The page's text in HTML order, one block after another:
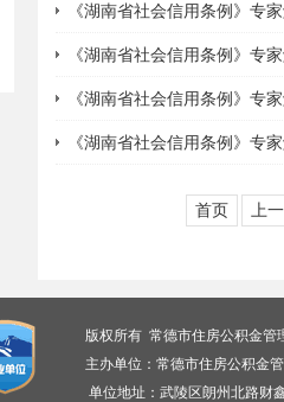
《湖南省社会信用条例》专
《湖南省社会信用条例》专
《湖南省社会信用条例》专
《湖南省社会信用条例》专
首页 上
版权所有 常德市住房公积金
主办单位：常德市住房公积金
单位地址：武陵区朗州北路